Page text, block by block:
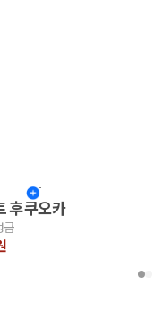
후쿠오카
급